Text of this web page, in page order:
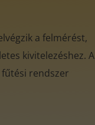
a felmérést,
kivitelezéshez. A
rendszer